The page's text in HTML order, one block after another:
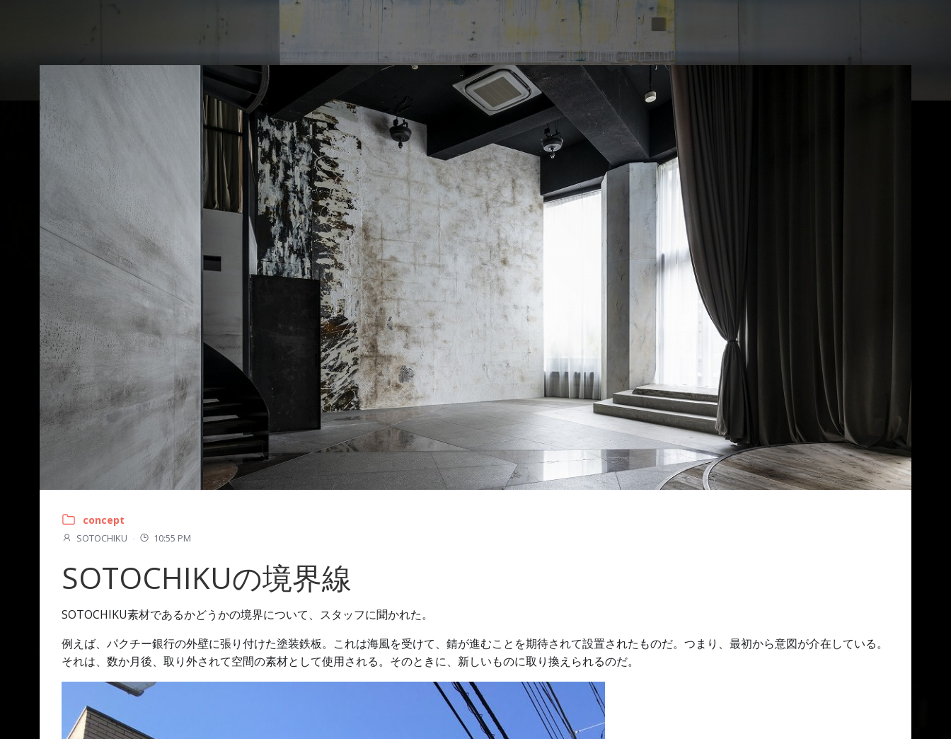
concept
SOTOCHIKU - 10:55 PM
SOTOCHIKUの境界線
SOTOCHIKU素材であるかどうかの境界について、スタッフに聞かれた。
例えば、パクチー銀行の外壁に張り付けた塗装鉄板。これは海風を受けて、錆が進むことを期待されて設置されたものだ。つまり、最初から意図が介在している。
それは、数か月後、取り外されて空間の素材として使用される。そのときに、新しいものに取り換えられるのだ。